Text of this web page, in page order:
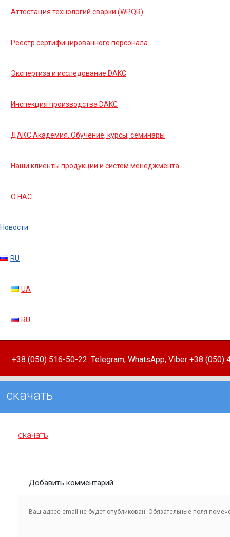
Аттестация технологий сварки (WPQR)
Реестр сертифицированного персонала
Экспертиза и исследование DAKC
Инспекция производства DAKC
ДАКС Академия. Обучение, курсы, семинары
Наши клиенты продукции и систем менеджмента
О НАС
Новости
RU
UA
RU
+38 (050) 516-50-22: Telegram, WhatsApp, Viber +38 (050)
скачать
скачать
Добавить комментарий
Ваш адрес email не будет опубликован. Обязательные поля